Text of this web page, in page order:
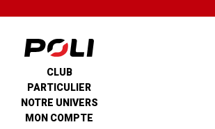
CLUB
PARTICULIER
NOTRE UNIVERS
MON COMPTE